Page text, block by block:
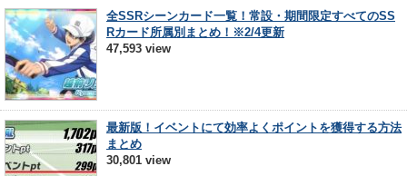
全SSRシーンカード一覧！常設・期間限定すべてのSS
Rカード所属別まとめ！※2/4更新
47,593 view
最新版！イベントにて効率よくポイントを獲得する方法
まとめ
30,801 view